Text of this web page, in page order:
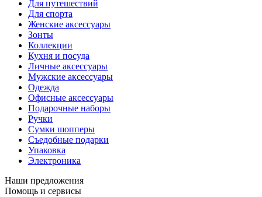
Для путешествий
Для спорта
Женские аксессуары
Зонты
Коллекции
Кухня и посуда
Личные аксессуары
Мужские аксессуары
Одежда
Офисные аксессуары
Подарочные наборы
Ручки
Сумки шопперы
Съедобные подарки
Упаковка
Электроника
Наши предложения
Помощь и сервисы